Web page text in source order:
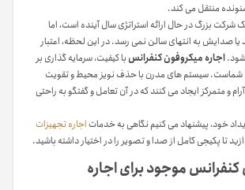
منتقل می کند.
بزرگ در حال ارائه استراتژی سال آینده است، اما
صدایش به انتهای سالن نمی رسد. در این لحظه، اعتبار
اجاره میکروفون کنفرانسبا کیفیت، سرمایه گذاری بر
شماست. سیستم های مدرن با حذف نویز محیط و تقویت
و متمرکز ایجاد می کنند که در آن تعامل و گفتگو به راحتی
خود، پیشنهاد می کنیم نگاهی به خدمات اجاره تجهیزات
تا پکیجی کامل از صدا و تصویر را در اختیار داشته باشید.
کنفرانس موجود برای اجاره